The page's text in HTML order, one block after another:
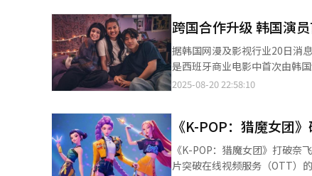
化艺术并存城市的重要契机。” 首尔市观光体育局局长具宗元则强调：“在全球范围持续升温的韩流文化与内
潮，令首尔的旅游魅力愈发显
务、文化与艺术的国际城市，
女团》是一部深度融入韩国文
面”、让人联想到农心的“童
引发热议。
跨国合作升级 韩国演
据韩国网漫及影视行业20日消
是西班牙商业电影中首次由韩国演员担
宇，是因为电影原作网络小说
班牙语创作，在Wattpad平
Zeta Studios和Beta Fiction Spain联合制作。 通常在海外影视作品中，亚
明确设定为韩国人，制作方要
2025-08-20 22:58:10
《K-POP：猎魔女团
《K-POP：猎魔女团》打破
片突破在线视频服务（OTT）